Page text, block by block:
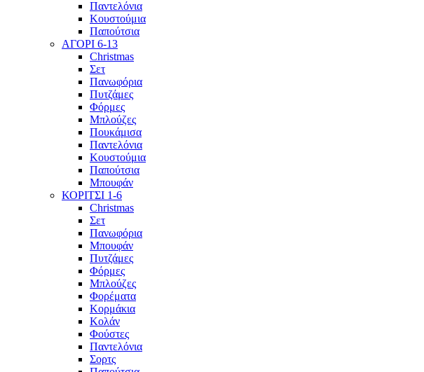
Παντελόνια
Κουστούμια
Παπούτσια
ΑΓΟΡΙ 6-13
Christmas
Σετ
Πανωφόρια
Πυτζάμες
Φόρμες
Μπλούζες
Πουκάμισα
Παντελόνια
Κουστούμια
Παπούτσια
Μπουφάν
ΚΟΡΙΤΣΙ 1-6
Christmas
Σετ
Πανωφόρια
Μπουφάν
Πυτζάμες
Φόρμες
Μπλούζες
Φορέματα
Κορμάκια
Κολάν
Φούστες
Παντελόνια
Σορτς